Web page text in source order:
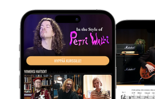
Kokeile Ilmaiseksi